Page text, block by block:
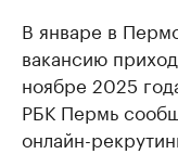
В январе в
вакансию
ноябре 2025
РБК Пермь
онлайн-